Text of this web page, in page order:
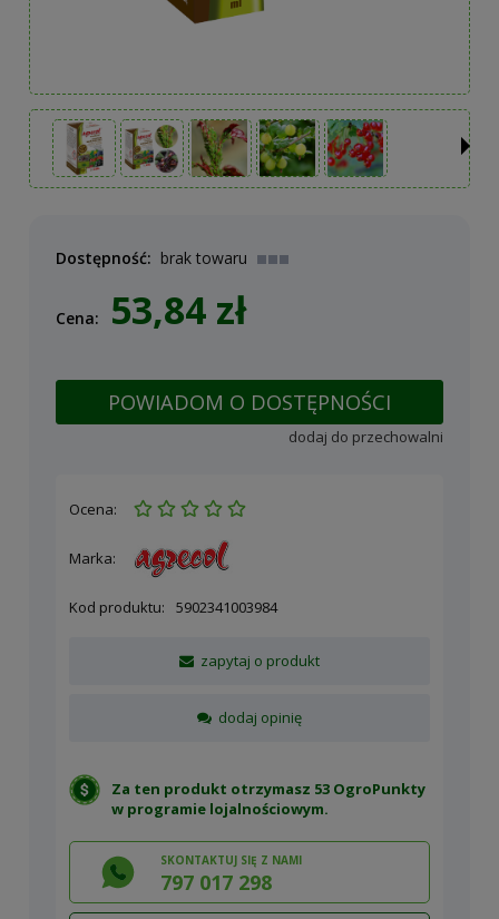
Dostępność: brak towaru
Cena: 53,84 zł
POWIADOM O DOSTĘPNOŚCI
dodaj do przechowalni
Ocena:
Marka:
Kod produktu: 5902341003984
zapytaj o produkt
dodaj opinię
Za ten produkt otrzymasz 53 OgroPunkty
w programie lojalnościowym.
SKONTAKTUJ SIĘ Z NAMI
797 017 298